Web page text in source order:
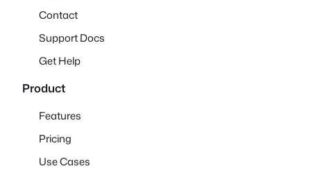
Contact
Support Docs
Get Help
Product
Features
Pricing
Use Cases